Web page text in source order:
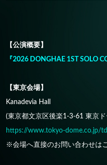
【公演概要】
『2026 DONGHAE 1ST SOLO
【東京会場】
Kanadevia Hall
(東京都文京区後楽1-3-61 東京
https://www.tokyo-dome.co.jp/
※会場へ直接のお問い合わせは